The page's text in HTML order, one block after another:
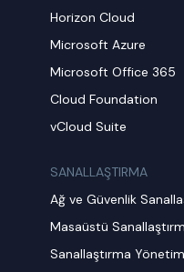
Horizon Cloud
Microsoft Azure
Microsoft Office 365
Cloud Foundation
vCloud Suite
SANALLAŞTIRMA
Ağ ve Güvenlik
Masaüstü
Sanallaştırma